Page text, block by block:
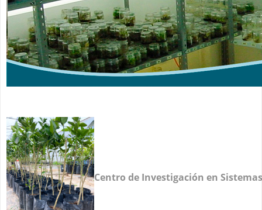
Centro de Investigación en